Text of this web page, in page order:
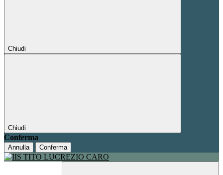
Chiudi
Chiudi
Conferma
Annulla Conferma